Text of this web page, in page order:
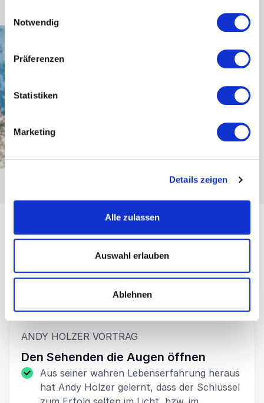
Notwendig
Präferenzen
Statistiken
Marketing
Details zeigen
Alle zulassen
Auswahl erlauben
Ablehnen
Referate
ANDY HOLZER VORTRAG
Den Sehenden die Augen öffnen
Aus seiner wahren Lebenserfahrung heraus
hat Andy Holzer gelernt, dass der Schlüssel